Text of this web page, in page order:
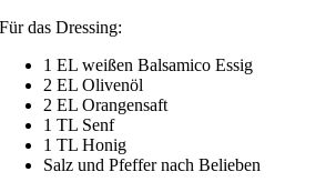
Für das Dressing:
1 EL weißen Balsamico Essig
2 EL Olivenöl
2 EL Orangensaft
1 TL Senf
1 TL Honig
Salz und Pfeffer nach Belieben